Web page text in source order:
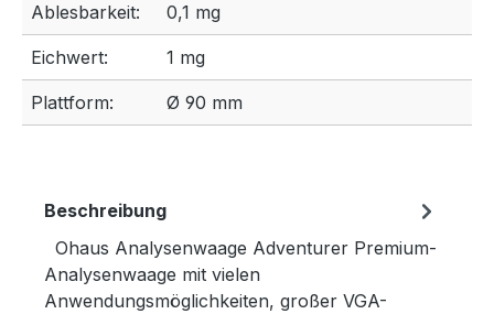
Ablesbarkeit: 0,1 mg
Eichwert: 1 mg
Plattform: Ø 90 mm
Beschreibung
Ohaus Analysenwaage Adventurer Premium-
Analysenwaage mit vielen
Anwendungsmöglichkeiten, großer VGA-